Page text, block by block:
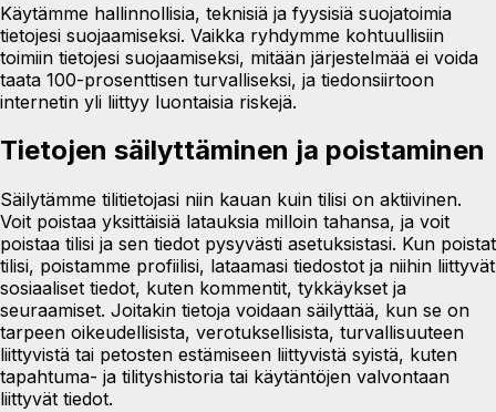
Käytämme hallinnollisia, teknisiä ja fyysisiä suojatoimia
tietojesi suojaamiseksi. Vaikka ryhdymme kohtuullisiin
toimiin tietojesi suojaamiseksi, mitään järjestelmää ei voida
taata 100-prosenttisen turvalliseksi, ja tiedonsiirtoon
internetin yli liittyy luontaisia riskejä.
Tietojen säilyttäminen ja poistaminen
Säilytämme tilitietojasi niin kauan kuin tilisi on aktiivinen.
Voit poistaa yksittäisiä latauksia milloin tahansa, ja voit
poistaa tilisi ja sen tiedot pysyvästi asetuksistasi. Kun poistat
tilisi, poistamme profiilisi, lataamasi tiedostot ja niihin liittyvät
sosiaaliset tiedot, kuten kommentit, tykkäykset ja
seuraamiset. Joitakin tietoja voidaan säilyttää, kun se on
tarpeen oikeudellisista, verotuksellisista, turvallisuuteen
liittyvistä tai petosten estämiseen liittyvistä syistä, kuten
tapahtuma- ja tilityshistoria tai käytäntöjen valvontaan
liittyvät tiedot.